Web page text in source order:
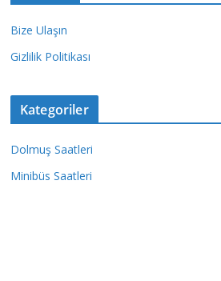
Bize Ulaşın
Gizlilik Politikası
Kategoriler
Dolmuş Saatleri
Minibüs Saatleri